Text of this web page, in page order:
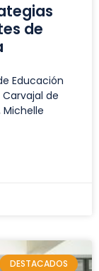
de
Educación
Carvajal de
DESTACADOS